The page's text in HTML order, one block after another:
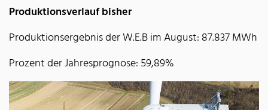
Produktionsverlauf bisher
Produktionsergebnis der W.E.B im August: 87.837 MWh
Prozent der Jahresprognose: 59,89%